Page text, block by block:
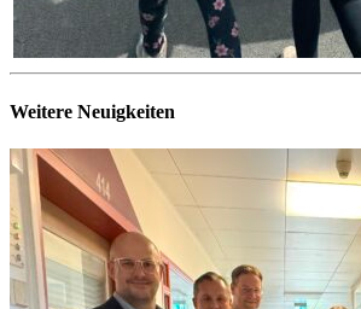
Weitere Neuigkeiten